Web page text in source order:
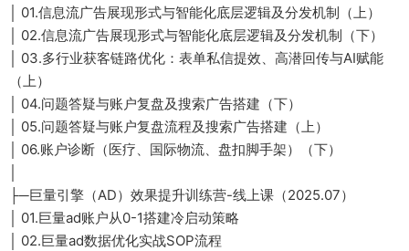
│ 01.信息流广告展现形式与智能化底层逻辑及分发机制（上）
│ 02.信息流广告展现形式与智能化底层逻辑及分发机制（下）
│ 03.多行业获客链路优化：表单私信提效、高潜回传与AI赋能
（上）
│ 04.问题答疑与账户复盘及搜索广告搭建（下）
│ 05.问题答疑与账户复盘流程及搜索广告搭建（上）
│ 06.账户诊断（医疗、国际物流、盘扣脚手架）（下）
├─巨量引擎（AD）效果提升训练营-线上课（2025.07）
│ 01.巨量ad账户从0-1搭建冷启动策略
│ 02.巨量ad数据优化实战SOP流程